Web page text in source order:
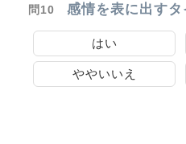
問10 感情を表に出すタ
はい
ややいいえ